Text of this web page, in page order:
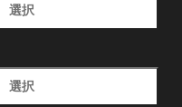
選択
選択